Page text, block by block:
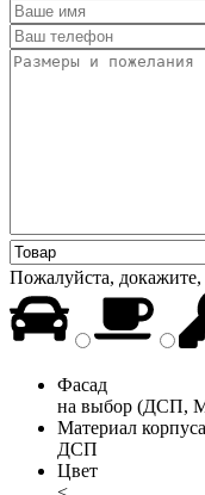
Пожалуйста,
Фасад
на выбор (ДСП,
Материал корпуса
ДСП
Цвет